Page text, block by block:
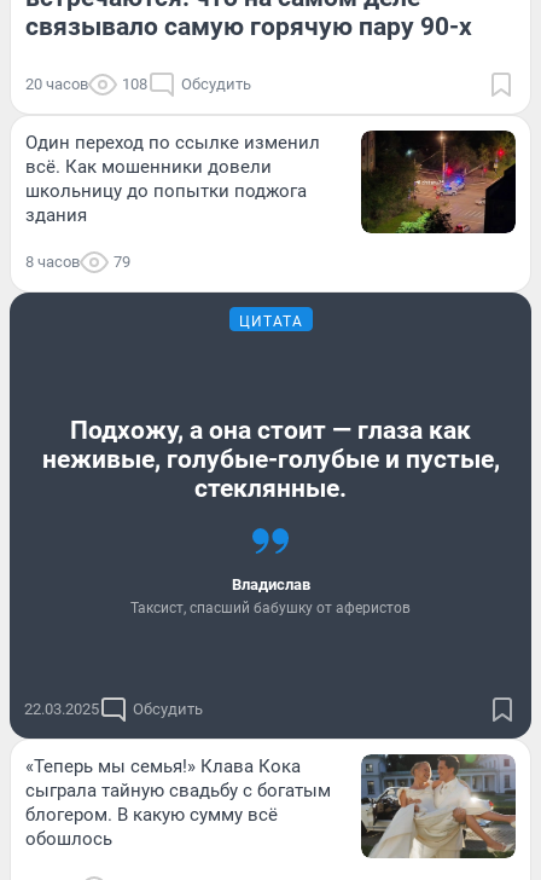
связывало самую горячую пару 90-х
20 часов 108 Обсудить
Один переход по ссылке изменил
всё. Как мошенники довели
школьницу до попытки поджога
здания
8 часов 79
ЦИТАТА
Подхожу, а она стоит — глаза как
неживые, голубые-голубые и пустые,
стеклянные.
Владислав
Таксист, спасший бабушку от аферистов
22.03.2025 Обсудить
«Теперь мы семья!» Клава Кока
сыграла тайную свадьбу с богатым
блогером. В какую сумму всё
обошлось